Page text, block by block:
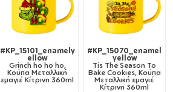
#KP_15101_enamely
ellow
Grinch ho ho ho,
Κούπα Μεταλλική
εμαγιέ Κίτρινη 360ml
#KP_15070_enamel
yellow
Tis The Season To
Bake Cookies, Κούπα
Μεταλλική εμαγιέ
Κίτρινη 360ml